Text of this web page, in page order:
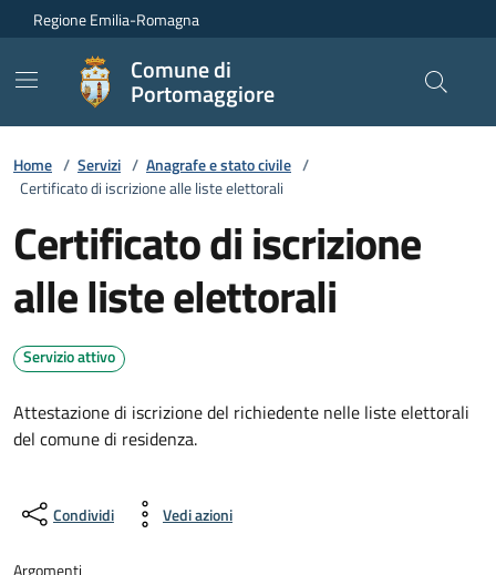
Vai ai contenuti
Vai al footer
Regione Emilia-Romagna
Comune di
Portomaggiore
Home / Servizi / Anagrafe e stato civile /
Certificato di iscrizione alle liste elettorali
Certificato di iscrizione
alle liste elettorali
Servizio attivo
Attestazione di iscrizione del richiedente nelle liste elettorali
del comune di residenza.
Condividi Vedi azioni
Argomenti